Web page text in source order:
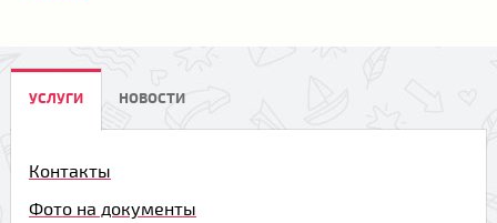
УСЛУГИ НОВОСТИ
Контакты
Фото на документы